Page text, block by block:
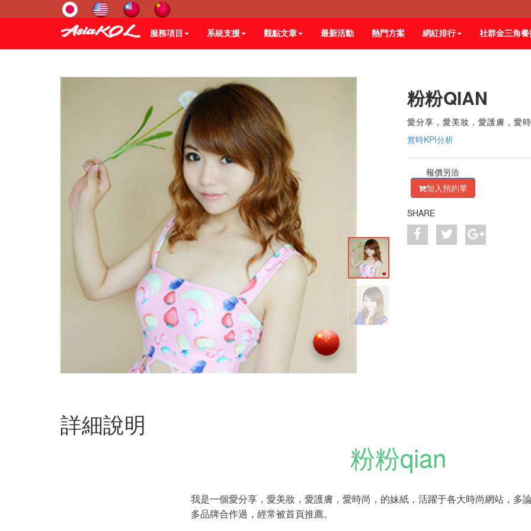
服務項目 系統支援 觀點文章 最新活動 熱門方案 網紅排行 社群金三角
粉粉QIAN
愛分享，愛美妝，愛護膚，愛
實時KPI分析
報價另洽
加入預約單
SHARE
詳細說明
粉粉qian
我是一個愛分享，愛美妝，愛護膚，愛時尚，的妹紙，活躍于各大時尚網站，多
多品牌合作過，經常被首頁推薦。